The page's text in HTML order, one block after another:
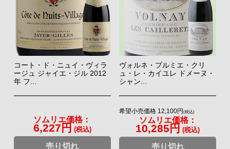
コート・ド・ニュイ・ヴィラ
ージュ ジャイエ・ジル 2012
年 フ...
ソムリエ価格：
6,227円 (税込)
売り切れ
ヴォルネ・プルミエ・クリ
ュ・レ・カイユレ ドメーヌ・
シャン...
希望小売価格 12,100円(税込)
ソムリエ価格：
10,285円 (税込)
売り切れ